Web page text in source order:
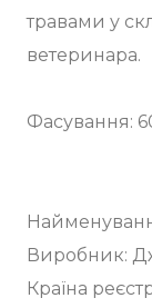
травами у
ветеринара.
Фасування:
Виробник:
Країна